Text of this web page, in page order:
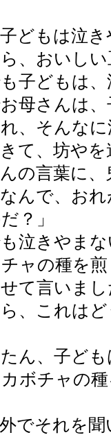
どもは泣き
ら、おいし
子どもは、
母さんは、
れ、そんな
て、坊や
の言葉に、
なんで、お
？」
泣きやまな
ャの種を
て言いま
ら、これは
ん、子ども
ボチャの
でそれを聞